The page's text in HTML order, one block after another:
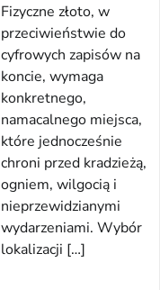
Fizyczne złoto, w
przeciwieństwie do
cyfrowych zapisów na
koncie, wymaga
konkretnego,
namacalnego miejsca,
które jednocześnie
chroni przed kradzieżą,
ogniem, wilgocią i
nieprzewidzianymi
wydarzeniami. Wybór
lokalizacji […]